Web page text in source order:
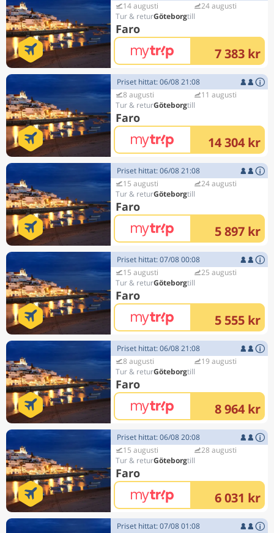
14 augusti
Göteborg
Faro
24 augusti
7 383 kr
Priset hittat: 06/08 21:08
8 augusti
Göteborg
Faro
11 augusti
14 304 kr
Priset hittat: 06/08 21:08
15 augusti
Göteborg
Faro
24 augusti
5 897 kr
Priset hittat: 07/08 00:08
15 augusti
Göteborg
Faro
25 augusti
5 555 kr
Priset hittat: 06/08 21:08
8 augusti
Göteborg
Faro
19 augusti
8 964 kr
Priset hittat: 06/08 20:08
15 augusti
Göteborg
Faro
28 augusti
6 031 kr
Priset hittat: 07/08 01:08